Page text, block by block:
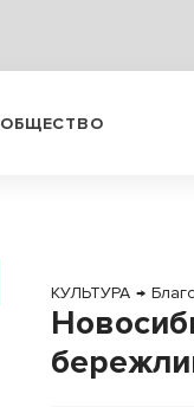
ОБЩЕСТВО
КУЛЬТУРА →